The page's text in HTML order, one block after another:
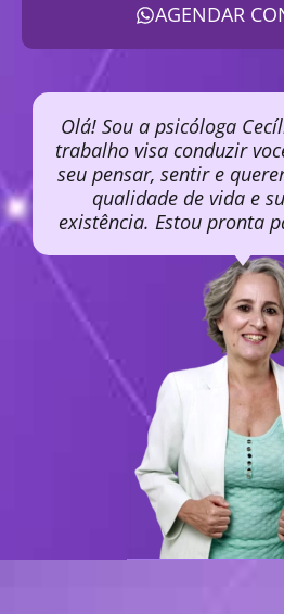
AGENDAR
Olá! Sou a psicóloga
trabalho visa conduzir
seu pensar, sentir e
qualidade de vida e
existência. Estou pronta